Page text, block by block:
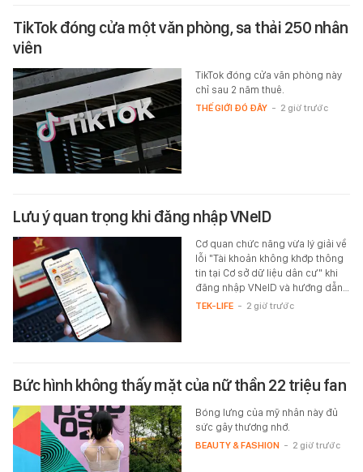
TikTok đóng cửa một văn phòng, sa thải 250 nhân
viên
TikTok đóng cửa văn phòng này
chỉ sau 2 năm thuê.
THẾ GIỚI ĐÓ ĐÂY - 2 giờ trước
Lưu ý quan trọng khi đăng nhập VNeID
Cơ quan chức năng vừa lý giải về
lỗi "Tài khoản không khớp thông
tin tại Cơ sở dữ liệu dân cư" khi
đăng nhập VNeID và hướng dẫn…
TEK-LIFE - 2 giờ trước
Bức hình không thấy mặt của nữ thần 22 triệu fan
Bóng lưng của mỹ nhân này đủ
sức gây thương nhớ.
BEAUTY & FASHION - 2 giờ trước